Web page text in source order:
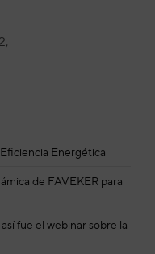
Energética
de FAVEKER para
fue el webinar sobre la